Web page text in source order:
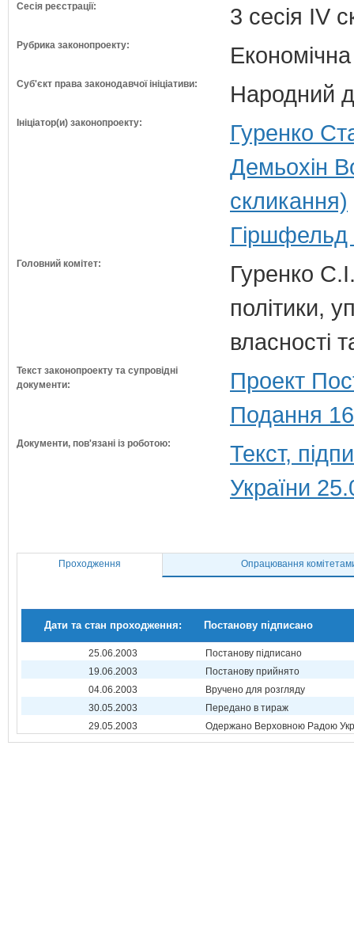
Сесія реєстрації: 3 сесія IV
Рубрика законопроекту:
Суб'єкт права законодавчої ініціативи: Народний
Ініціатор(и) законопроекту:
Гуренко
Демьохін
скликання)
Гіршфельд
Головний комітет:
Гуренко
політики,
власності
Текст законопроекту та супровідні
документи:
Проект
Подання
Документи, пов'язані із роботою:
Текст,
України
Проходження Опрацювання
Дати та стан проходження: Постанову підписано
25.06.2003
Постанову підписано
19.06.2003
Постанову прийнято
04.06.2003
Вручено для розгляду
30.05.2003
Передано в тираж
29.05.2003
Одержано Верховною Радою